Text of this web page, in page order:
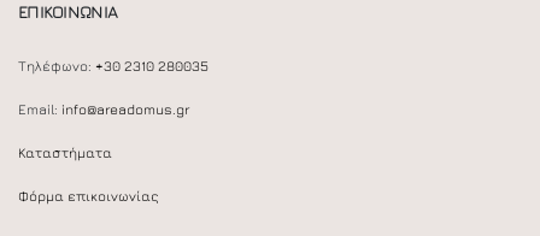
ΕΠΙΚΟΙΝΩΝΙΑ
Τηλέφωνο: +30 2310 280035
Email: info@areadomus.gr
Καταστήματα
Φόρμα επικοινωνίας